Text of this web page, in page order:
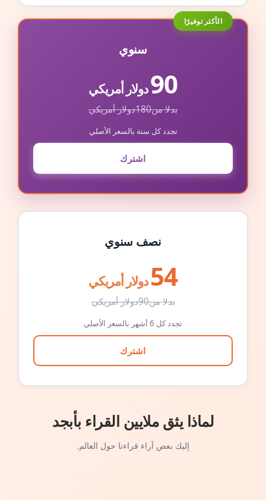
الأكثر توفيرًا
سنوي
90دولار أمريكي
بدلا من180دولار أمريكي
تجدد كل سنة بالسعر الأصلي
اشترك
نصف سنوي
54 دولار أمريكي
بدلا من90دولار أمريكي
تجدد كل 6 أشهر بالسعر الأصلي
اشترك
لماذا يثق ملايين القراء بأبجد
إليك بعض آراء قراءنا حول العالم.